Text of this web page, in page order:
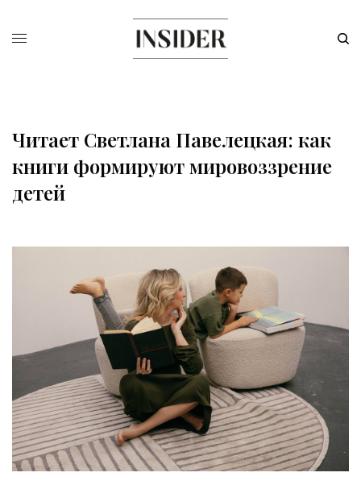
Читает Светлана Павелецкая: как
книги формируют мировоззрение
детей